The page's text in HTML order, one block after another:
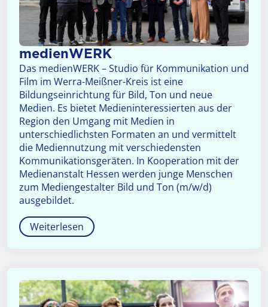
medienWERK
Das medienWERK – Studio für Kommunikation und
Film im Werra-Meißner-Kreis ist eine
Bildungseinrichtung für Bild, Ton und neue
Medien. Es bietet Medieninteressierten aus der
Region den Umgang mit Medien in
unterschiedlichsten Formaten an und vermittelt
die Mediennutzung mit verschiedensten
Kommunikationsgeräten. In Kooperation mit der
Medienanstalt Hessen werden junge Menschen
zum Mediengestalter Bild und Ton (m/w/d)
ausgebildet.
Weiterlesen